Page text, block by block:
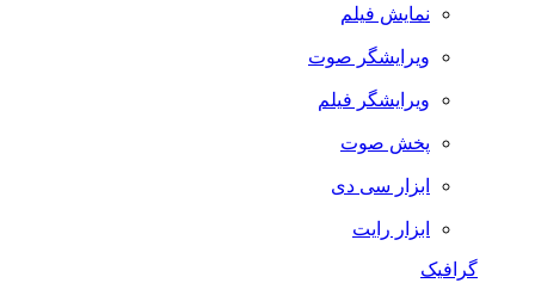
نمایش فیلم
ویرایشگر صوت
ویرایشگر فیلم
پخش صوت
ابزار سی دی
ابزار رایت
گرافیک